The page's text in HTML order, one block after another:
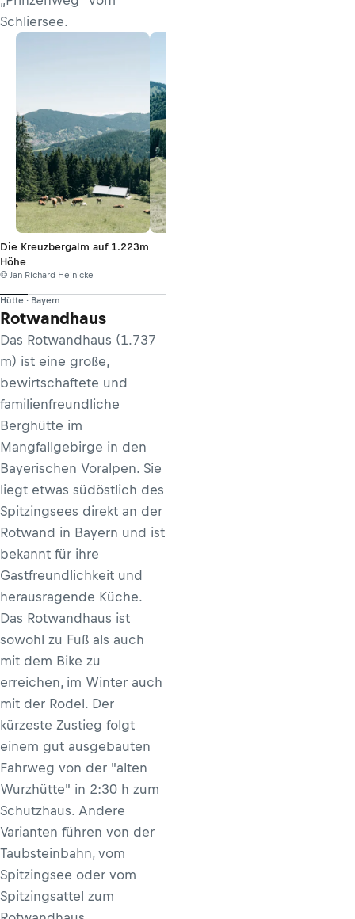
Schliersee.
Die Kreuzbergalm auf 1.223m
Höhe
© Jan Richard Heinicke
Hütte · Bayern
Rotwandhaus
Das Rotwandhaus (1.737
m) ist eine große,
bewirtschaftete und
familienfreundliche
Berghütte im
Mangfallgebirge in den
Bayerischen Voralpen. Sie
liegt etwas südöstlich des
Spitzingsees direkt an der
Rotwand in Bayern und ist
bekannt für ihre
Gastfreundlichkeit und
herausragende Küche.
Das Rotwandhaus ist
sowohl zu Fuß als auch
mit dem Bike zu
erreichen, im Winter auch
mit der Rodel. Der
kürzeste Zustieg folgt
einem gut ausgebauten
Fahrweg von der "alten
Wurzhütte" in 2:30 h zum
Schutzhaus. Andere
Varianten führen von der
Taubsteinbahn, vom
Spitzingsee oder vom
Spitzingsattel zum